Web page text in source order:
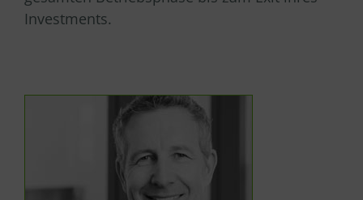
Investments.